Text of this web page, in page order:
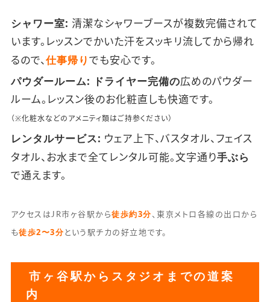
シャワー室: 清潔なシャワーブースが複数完備されて
います。レッスンでかいた汗をスッキリ流してから帰れ
るので、仕事帰り でも安心です。
パウダールーム: ドライヤー完備の広めのパウダー
ルーム。レッスン後のお化粧直しも快適です。
（※化粧水などのアメニティ類はご持参ください）
レンタルサービス: ウェア上下、バスタオル、フェイス
タオル、お水まで全てレンタル可能。文字通り手ぶら
で通えます。
アクセスはJR市ヶ谷駅から徒歩約3分、東京メトロ各線の出口から
も徒歩2〜3分という駅チカの好立地です。
市ヶ谷駅からスタジオまでの道案
内